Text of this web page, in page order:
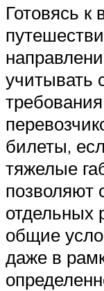
Готовясь к
учитывать
билеты,
тяжелые
позволяют
отдельных
общие
даже в